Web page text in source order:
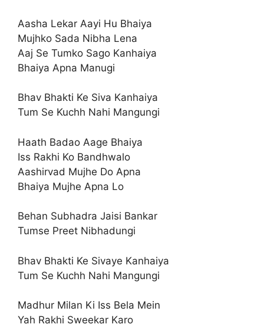
Aasha Lekar Aayi Hu Bhaiya
Mujhko Sada Nibha Lena
Aaj Se Tumko Sago Kanhaiya
Bhaiya Apna Manugi
Bhav Bhakti Ke Siva Kanhaiya
Tum Se Kuchh Nahi Mangungi
Haath Badao Aage Bhaiya
Iss Rakhi Ko Bandhwalo
Aashirvad Mujhe Do Apna
Bhaiya Mujhe Apna Lo
Behan Subhadra Jaisi Bankar
Tumse Preet Nibhadungi
Bhav Bhakti Ke Sivaye Kanhaiya
Tum Se Kuchh Nahi Mangungi
Madhur Milan Ki Iss Bela Mein
Yah Rakhi Sweekar Karo